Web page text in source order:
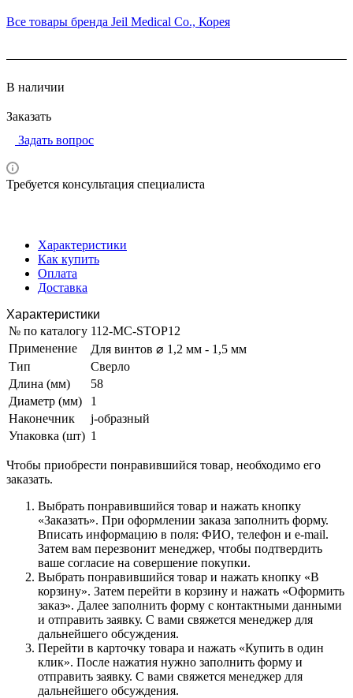
Все товары бренда Jeil Medical Co., Корея
В наличии
Заказать
Задать вопрос
Требуется консультация специалиста
Характеристики
Как купить
Оплата
Доставка
Характеристики
№ по каталогу 112-MC-STOP12
Применение
Для винтов ⌀ 1,2 мм - 1,5 мм
Тип
Сверло
Длина (мм)
58
Диаметр (мм)
1
Наконечник
j-образный
Упаковка (шт) 1
Чтобы приобрести понравившийся товар, необходимо его
заказать.
Выбрать понравившийся товар и нажать кнопку
«Заказать». При оформлении заказа заполнить форму.
Вписать информацию в поля: ФИО, телефон и e-mail.
Затем вам перезвонит менеджер, чтобы подтвердить
ваше согласие на совершение покупки.
Выбрать понравившийся товар и нажать кнопку «В
корзину». Затем перейти в корзину и нажать «Оформить
заказ». Далее заполнить форму с контактными данными
и отправить заявку. С вами свяжется менеджер для
дальнейшего обсуждения.
Перейти в карточку товара и нажать «Купить в один
клик». После нажатия нужно заполнить форму и
отправить заявку. С вами свяжется менеджер для
дальнейшего обсуждения.